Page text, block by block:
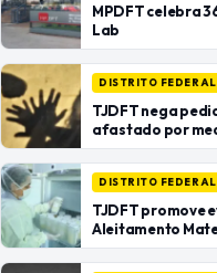
MPDFT celebra
Lab
DISTRITO FEDERAL
TJDFT nega
afastado por
DISTRITO FEDERAL
TJDFT promove
Aleitamento